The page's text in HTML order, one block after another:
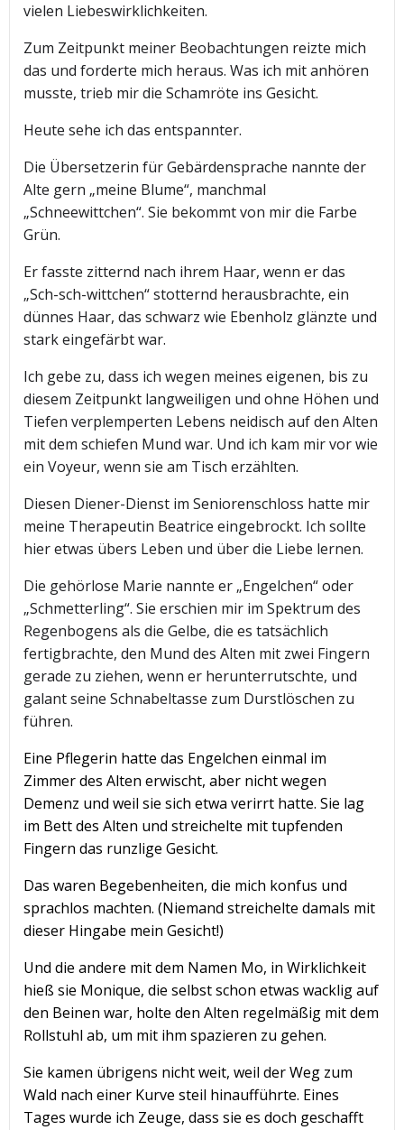
vielen Liebeswirklichkeiten.
Zum Zeitpunkt meiner Beobachtungen reizte mich
das und forderte mich heraus. Was ich mit anhören
musste, trieb mir die Schamröte ins Gesicht.
Heute sehe ich das entspannter.
Die Übersetzerin für Gebärdensprache nannte der
Alte gern „meine Blume“, manchmal
„Schneewittchen“. Sie bekommt von mir die Farbe
Grün.
Er fasste zitternd nach ihrem Haar, wenn er das
„Sch-sch-wittchen“ stotternd herausbrachte, ein
dünnes Haar, das schwarz wie Ebenholz glänzte und
stark eingefärbt war.
Ich gebe zu, dass ich wegen meines eigenen, bis zu
diesem Zeitpunkt langweiligen und ohne Höhen und
Tiefen verplemperten Lebens neidisch auf den Alten
mit dem schiefen Mund war. Und ich kam mir vor wie
ein Voyeur, wenn sie am Tisch erzählten.
Diesen Diener-Dienst im Seniorenschloss hatte mir
meine Therapeutin Beatrice eingebrockt. Ich sollte
hier etwas übers Leben und über die Liebe lernen.
Die gehörlose Marie nannte er „Engelchen“ oder
„Schmetterling“. Sie erschien mir im Spektrum des
Regenbogens als die Gelbe, die es tatsächlich
fertigbrachte, den Mund des Alten mit zwei Fingern
gerade zu ziehen, wenn er herunterrutschte, und
galant seine Schnabeltasse zum Durstlöschen zu
führen.
Eine Pflegerin hatte das Engelchen einmal im
Zimmer des Alten erwischt, aber nicht wegen
Demenz und weil sie sich etwa verirrt hatte. Sie lag
im Bett des Alten und streichelte mit tupfenden
Fingern das runzlige Gesicht.
Das waren Begebenheiten, die mich konfus und
sprachlos machten. (Niemand streichelte damals mit
dieser Hingabe mein Gesicht!)
Und die andere mit dem Namen Mo, in Wirklichkeit
hieß sie Monique, die selbst schon etwas wacklig auf
den Beinen war, holte den Alten regelmäßig mit dem
Rollstuhl ab, um mit ihm spazieren zu gehen.
Sie kamen übrigens nicht weit, weil der Weg zum
Wald nach einer Kurve steil hinaufführte. Eines
Tages wurde ich Zeuge, dass sie es doch geschafft